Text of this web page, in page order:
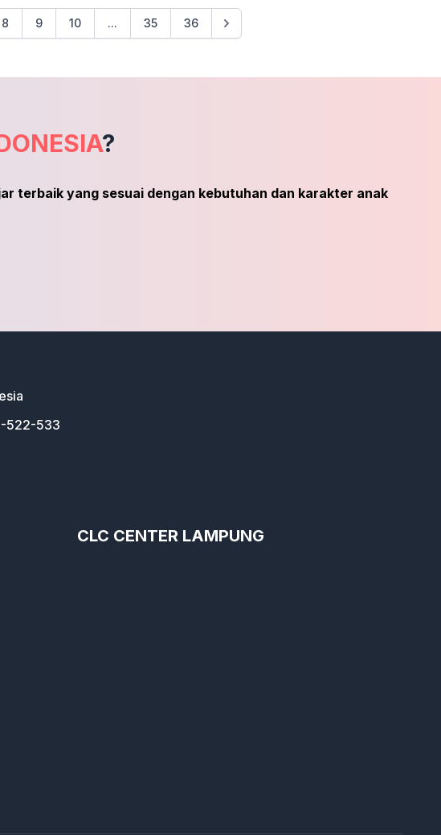
8 9 10 ... 35 36
?
terbaik yang sesuai dengan kebutuhan dan karakter anak
522-533
CLC CENTER LAMPUNG